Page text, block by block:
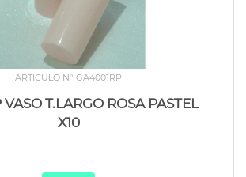
ARTICULO N° GA4001RP
T.LARGO ROSA PASTEL
X10